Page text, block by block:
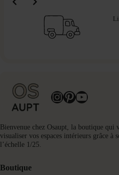
InstagramPinterest YouTube
Bienvenue chez Osaupt, la boutique qui
visualiser vos espaces intérieurs grâce à
l’échelle 1/25.
Boutique